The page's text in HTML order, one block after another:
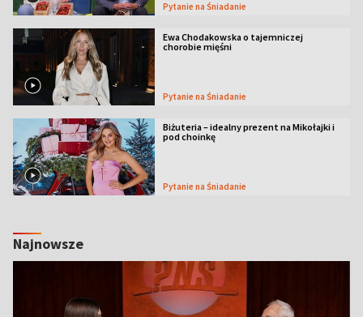
Pytanie na Śniadanie
Ewa Chodakowska o tajemniczej
chorobie mięśni
Pytanie na Śniadanie
Biżuteria – idealny prezent na Mikołajki i
pod choinkę
Pytanie na Śniadanie
Najnowsze